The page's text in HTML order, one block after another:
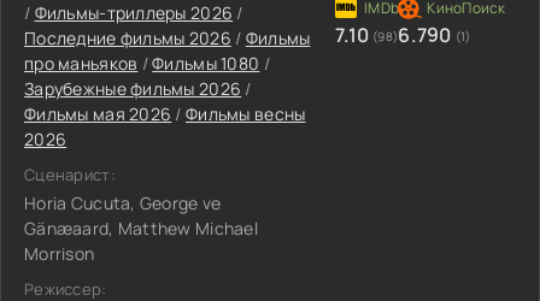
/ Фильмы-триллеры 2026 /
Последние фильмы 2026 / Фильмы
про маньяков /Фильмы 1080 /
Зарубежные фильмы 2026 /
Фильмы мая 2026 /Фильмы весны
2026
Сценарист:
Horia Cucuta, George ve
Gänæaard, Matthew Michael
Morrison
Режиссер:
7.10 (98)6.790 (1)